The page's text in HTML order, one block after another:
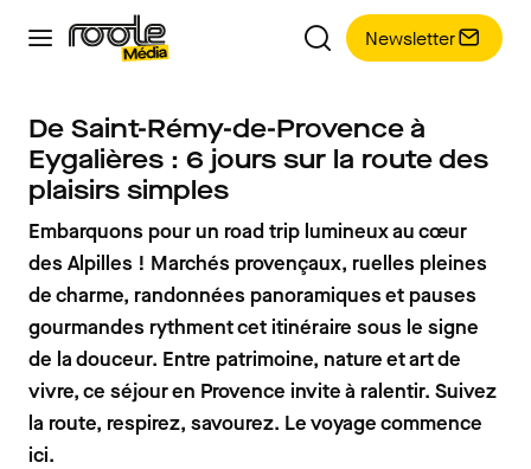
Newsletter
De Saint-Rémy-de-Provence à
Eygalières : 6 jours sur la route des
plaisirs simples
Embarquons pour un road trip lumineux au cœur
des Alpilles ! Marchés provençaux, ruelles pleines
de charme, randonnées panoramiques et pauses
gourmandes rythment cet itinéraire sous le signe
de la douceur. Entre patrimoine, nature et art de
vivre, ce séjour en Provence invite à ralentir. Suivez
la route, respirez, savourez. Le voyage commence
ici.